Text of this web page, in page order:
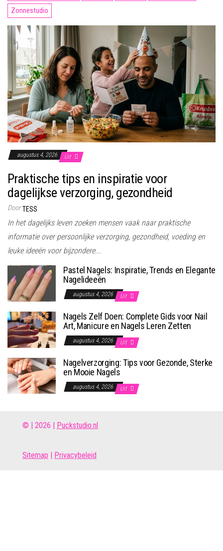
Zonnestudio
augustus 4, 2026 Uit
Praktische tips en inspiratie voor
dagelijkse verzorging, gezondheid
Door TESS
In het dagelijks leven zoeken mensen vaak naar praktische
informatie over persoonlijke verzorging, gezondheid, voeding en
leuke ideeën voor bijzondere...
Pastel Nagels: Inspiratie, Trends en Elegante
Nagelideeën
augustus 4, 2026 Uit
Nagels Zelf Doen: Complete Gids voor Nail
Art, Manicure en Nagels Leren Zetten
augustus 4, 2026 Uit
Nagelverzorging: Tips voor Gezonde, Sterke
en Mooie Nagels
augustus 4, 2026 Uit
© | 2026 | Puckstudio.nl
Sitemap Privacybeleid